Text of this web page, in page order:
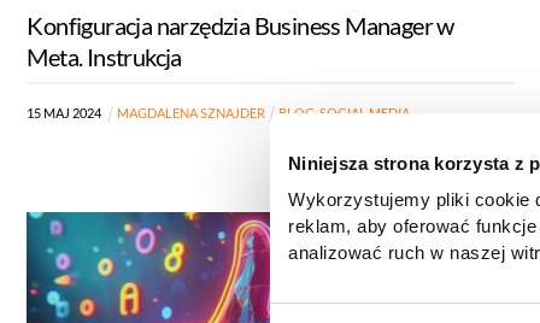
Niniejsza strona korzysta z
Wykorzystujemy pliki cookie
reklam, aby oferować
analizować ruch w naszej
zgody, udostępniamy
Konfiguracja narzędzia Business Manager w
Meta. Instrukcja
15 MAJ 2024 MAGDALENA SZNAJDER BLOG, SOCIAL MEDIA